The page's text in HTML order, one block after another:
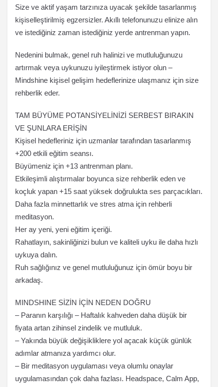
Size ve aktif yaşam tarzınıza uyacak şekilde tasarlanmış
kişiselleştirilmiş egzersizler. Akıllı telefonunuzu elinize alın
ve istediğiniz zaman istediğiniz yerde antrenman yapın.
Nedenini bulmak, genel ruh halinizi ve mutluluğunuzu
artırmak veya uykunuzu iyileştirmek istiyor olun –
Mindshine kişisel gelişim hedeflerinize ulaşmanız için size
rehberlik eder.
TAM BÜYÜME POTANSİYELİNİZİ SERBEST BIRAKIN
VE ŞUNLARA ERİŞİN
Kişisel hedefleriniz için uzmanlar tarafından tasarlanmış
+200 etkili eğitim seansı.
Büyümeniz için +13 antrenman planı.
Etkileşimli alıştırmalar boyunca size rehberlik eden ve
koçluk yapan +15 saat yüksek doğrulukta ses parçacıkları.
Daha fazla minnettarlık ve stres atma için rehberli
meditasyon.
Her ay yeni, yeni eğitim içeriği.
Rahatlayın, sakinliğinizi bulun ve kaliteli uyku ile daha hızlı
uykuya dalın.
Ruh sağlığınız ve genel mutluluğunuz için ömür boyu bir
arkadaş.
MINDSHINE SİZİN İÇİN NEDEN DOĞRU
– Paranın karşılığı – Haftalık kahveden daha düşük bir
fiyata artan zihinsel zindelik ve mutluluk.
– Yakında büyük değişikliklere yol açacak küçük günlük
adımlar atmanıza yardımcı olur.
– Bir meditasyon uygulaması veya olumlu onaylar
uygulamasından çok daha fazlası. Headspace, Calm App,